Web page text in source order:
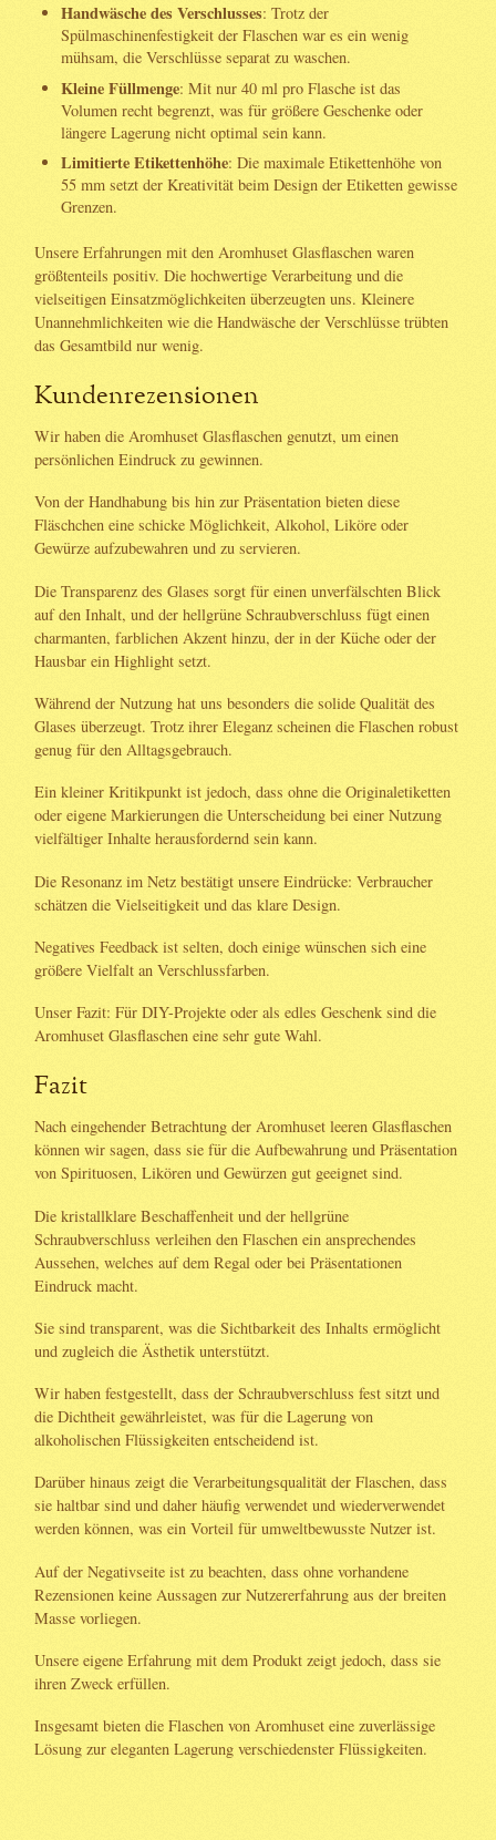
Handwäsche des Verschlusses: Trotz der
Spülmaschinenfestigkeit der Flaschen war es ein wenig
mühsam, die Verschlüsse separat zu waschen.
Kleine Füllmenge: Mit nur 40 ml pro Flasche ist das
Volumen recht begrenzt, was für größere Geschenke oder
längere Lagerung nicht optimal sein kann.
Limitierte Etikettenhöhe: Die maximale Etikettenhöhe von
55 mm setzt der Kreativität beim Design der Etiketten gewisse
Grenzen.
Unsere Erfahrungen mit den Aromhuset Glasflaschen waren
größtenteils positiv. Die hochwertige Verarbeitung und die
vielseitigen Einsatzmöglichkeiten überzeugten uns. Kleinere
Unannehmlichkeiten wie die Handwäsche der Verschlüsse trübten
das Gesamtbild nur wenig.
Kundenrezensionen
Wir haben die Aromhuset Glasflaschen genutzt, um einen
persönlichen Eindruck zu gewinnen.
Von der Handhabung bis hin zur Präsentation bieten diese
Fläschchen eine schicke Möglichkeit, Alkohol, Liköre oder
Gewürze aufzubewahren und zu servieren.
Die Transparenz des Glases sorgt für einen unverfälschten Blick
auf den Inhalt, und der hellgrüne Schraubverschluss fügt einen
charmanten, farblichen Akzent hinzu, der in der Küche oder der
Hausbar ein Highlight setzt.
Während der Nutzung hat uns besonders die solide Qualität des
Glases überzeugt. Trotz ihrer Eleganz scheinen die Flaschen robust
genug für den Alltagsgebrauch.
Ein kleiner Kritikpunkt ist jedoch, dass ohne die Originaletiketten
oder eigene Markierungen die Unterscheidung bei einer Nutzung
vielfältiger Inhalte herausfordernd sein kann.
Die Resonanz im Netz bestätigt unsere Eindrücke: Verbraucher
schätzen die Vielseitigkeit und das klare Design.
Negatives Feedback ist selten, doch einige wünschen sich eine
größere Vielfalt an Verschlussfarben.
Unser Fazit: Für DIY-Projekte oder als edles Geschenk sind die
Aromhuset Glasflaschen eine sehr gute Wahl.
Fazit
Nach eingehender Betrachtung der Aromhuset leeren Glasflaschen
können wir sagen, dass sie für die Aufbewahrung und Präsentation
von Spirituosen, Likören und Gewürzen gut geeignet sind.
Die kristallklare Beschaffenheit und der hellgrüne
Schraubverschluss verleihen den Flaschen ein ansprechendes
Aussehen, welches auf dem Regal oder bei Präsentationen
Eindruck macht.
Sie sind transparent, was die Sichtbarkeit des Inhalts ermöglicht
und zugleich die Ästhetik unterstützt.
Wir haben festgestellt, dass der Schraubverschluss fest sitzt und
die Dichtheit gewährleistet, was für die Lagerung von
alkoholischen Flüssigkeiten entscheidend ist.
Darüber hinaus zeigt die Verarbeitungsqualität der Flaschen, dass
sie haltbar sind und daher häufig verwendet und wiederverwendet
werden können, was ein Vorteil für umweltbewusste Nutzer ist.
Auf der Negativseite ist zu beachten, dass ohne vorhandene
Rezensionen keine Aussagen zur Nutzererfahrung aus der breiten
Masse vorliegen.
Unsere eigene Erfahrung mit dem Produkt zeigt jedoch, dass sie
ihren Zweck erfüllen.
Insgesamt bieten die Flaschen von Aromhuset eine zuverlässige
Lösung zur eleganten Lagerung verschiedenster Flüssigkeiten.